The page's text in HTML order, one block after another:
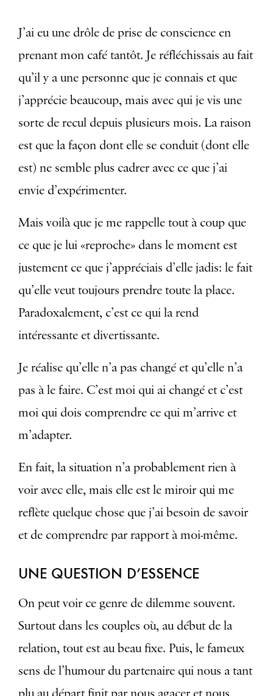
J’ai eu une drôle de prise de conscience en
prenant mon café tantôt. Je réfléchissais au fait
qu’il y a une personne que je connais et que
j’apprécie beaucoup, mais avec qui je vis une
sorte de recul depuis plusieurs mois. La raison
est que la façon dont elle se conduit (dont elle
est) ne semble plus cadrer avec ce que j’ai
envie d’expérimenter.
Mais voilà que je me rappelle tout à coup que
ce que je lui «reproche» dans le moment est
justement ce que j’appréciais d’elle jadis: le fait
qu’elle veut toujours prendre toute la place.
Paradoxalement, c’est ce qui la rend
intéressante et divertissante.
Je réalise qu’elle n’a pas changé et qu’elle n’a
pas à le faire. C’est moi qui ai changé et c’est
moi qui dois comprendre ce qui m’arrive et
m’adapter.
En fait, la situation n’a probablement rien à
voir avec elle, mais elle est le miroir qui me
reflète quelque chose que j’ai besoin de savoir
et de comprendre par rapport à moi-même.
UNE QUESTION D’ESSENCE
On peut voir ce genre de dilemme souvent.
Surtout dans les couples où, au début de la
relation, tout est au beau fixe. Puis, le fameux
sens de l’humour du partenaire qui nous a tant